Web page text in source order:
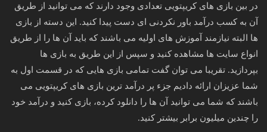
در بین بازی های کریپتویی تعدادی وجود دارند که می توانید از طریق
آن به کسب درآمد باور نکردنی ای دست پیدا کنید. این دسته از بازی
ها البته نیازمند آموزش های اولیه می باشند که باید آن ها را از طریق
انواع سایت ها مشاهده کنید و سپس از این طریق به بازی ها
بپردازید. تقریبا می توان گفت تمامی بازی هایی که در قسمت اول به
شما عزیزان ارائه دادیم جزء پر درآمد ترین بازی های کریپتویی می
باشند که شما می توانید آن ها را دانلود کرده، بازی کنید و درآمد خود
را چندین میلیون برابر بیشتر کنید.